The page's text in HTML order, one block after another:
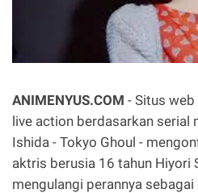
ANIMENYUS.COM - Situs
live action berdasarkan serial
Ishida - Tokyo Ghoul -
aktris berusia 16 tahun Hiyori
mengulangi perannya